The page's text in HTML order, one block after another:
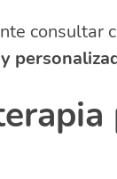
consultar